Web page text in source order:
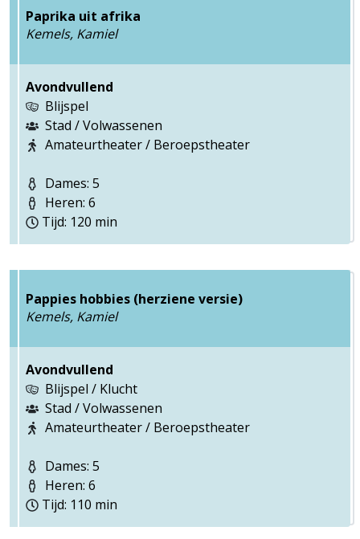
Paprika uit afrika
Kemels, Kamiel
Avondvullend
Blijspel
Stad / Volwassenen
Amateurtheater / Beroepstheater
Dames: 5
Heren: 6
Tijd: 120 min
Pappies hobbies (herziene versie)
Kemels, Kamiel
Avondvullend
Blijspel / Klucht
Stad / Volwassenen
Amateurtheater / Beroepstheater
Dames: 5
Heren: 6
Tijd: 110 min